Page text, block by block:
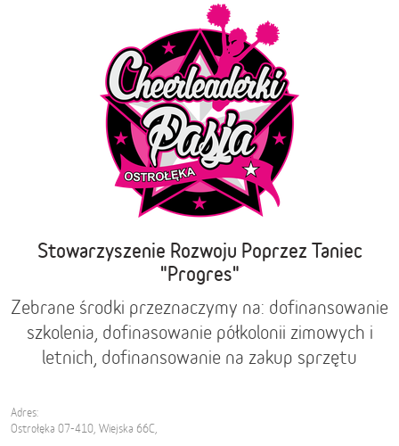
Stowarzyszenie Rozwoju Poprzez Taniec
"Progres"
Zebrane środki przeznaczymy na: dofinansowanie
szkolenia, dofinasowanie półkolonii zimowych i
letnich, dofinansowanie na zakup sprzętu
Adres:
Ostrołęka 07-410, Wiejska 66C,